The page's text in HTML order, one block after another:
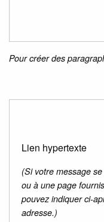
Pour créer des
Lien hypertexte
(Si votre message
ou à une page
pouvez indiquer ci-
adresse.)